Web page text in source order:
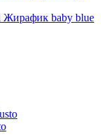
Жирафик baby blue